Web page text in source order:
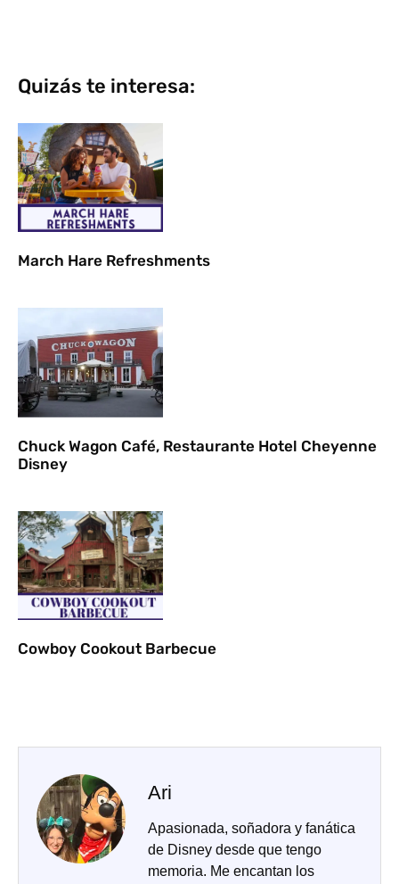
Quizás te interesa:
March Hare Refreshments
Chuck Wagon Café, Restaurante Hotel Cheyenne
Disney
Cowboy Cookout Barbecue
Ari
Apasionada, soñadora y fanática
de Disney desde que tengo
memoria. Me encantan los